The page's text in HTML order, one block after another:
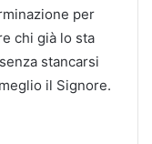
per
chi già lo sta
stancarsi
il Signore.